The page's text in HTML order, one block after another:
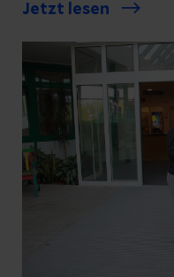
Sollten
ausreichen,
chirurgische
Einsetzen
Jetzt lesen